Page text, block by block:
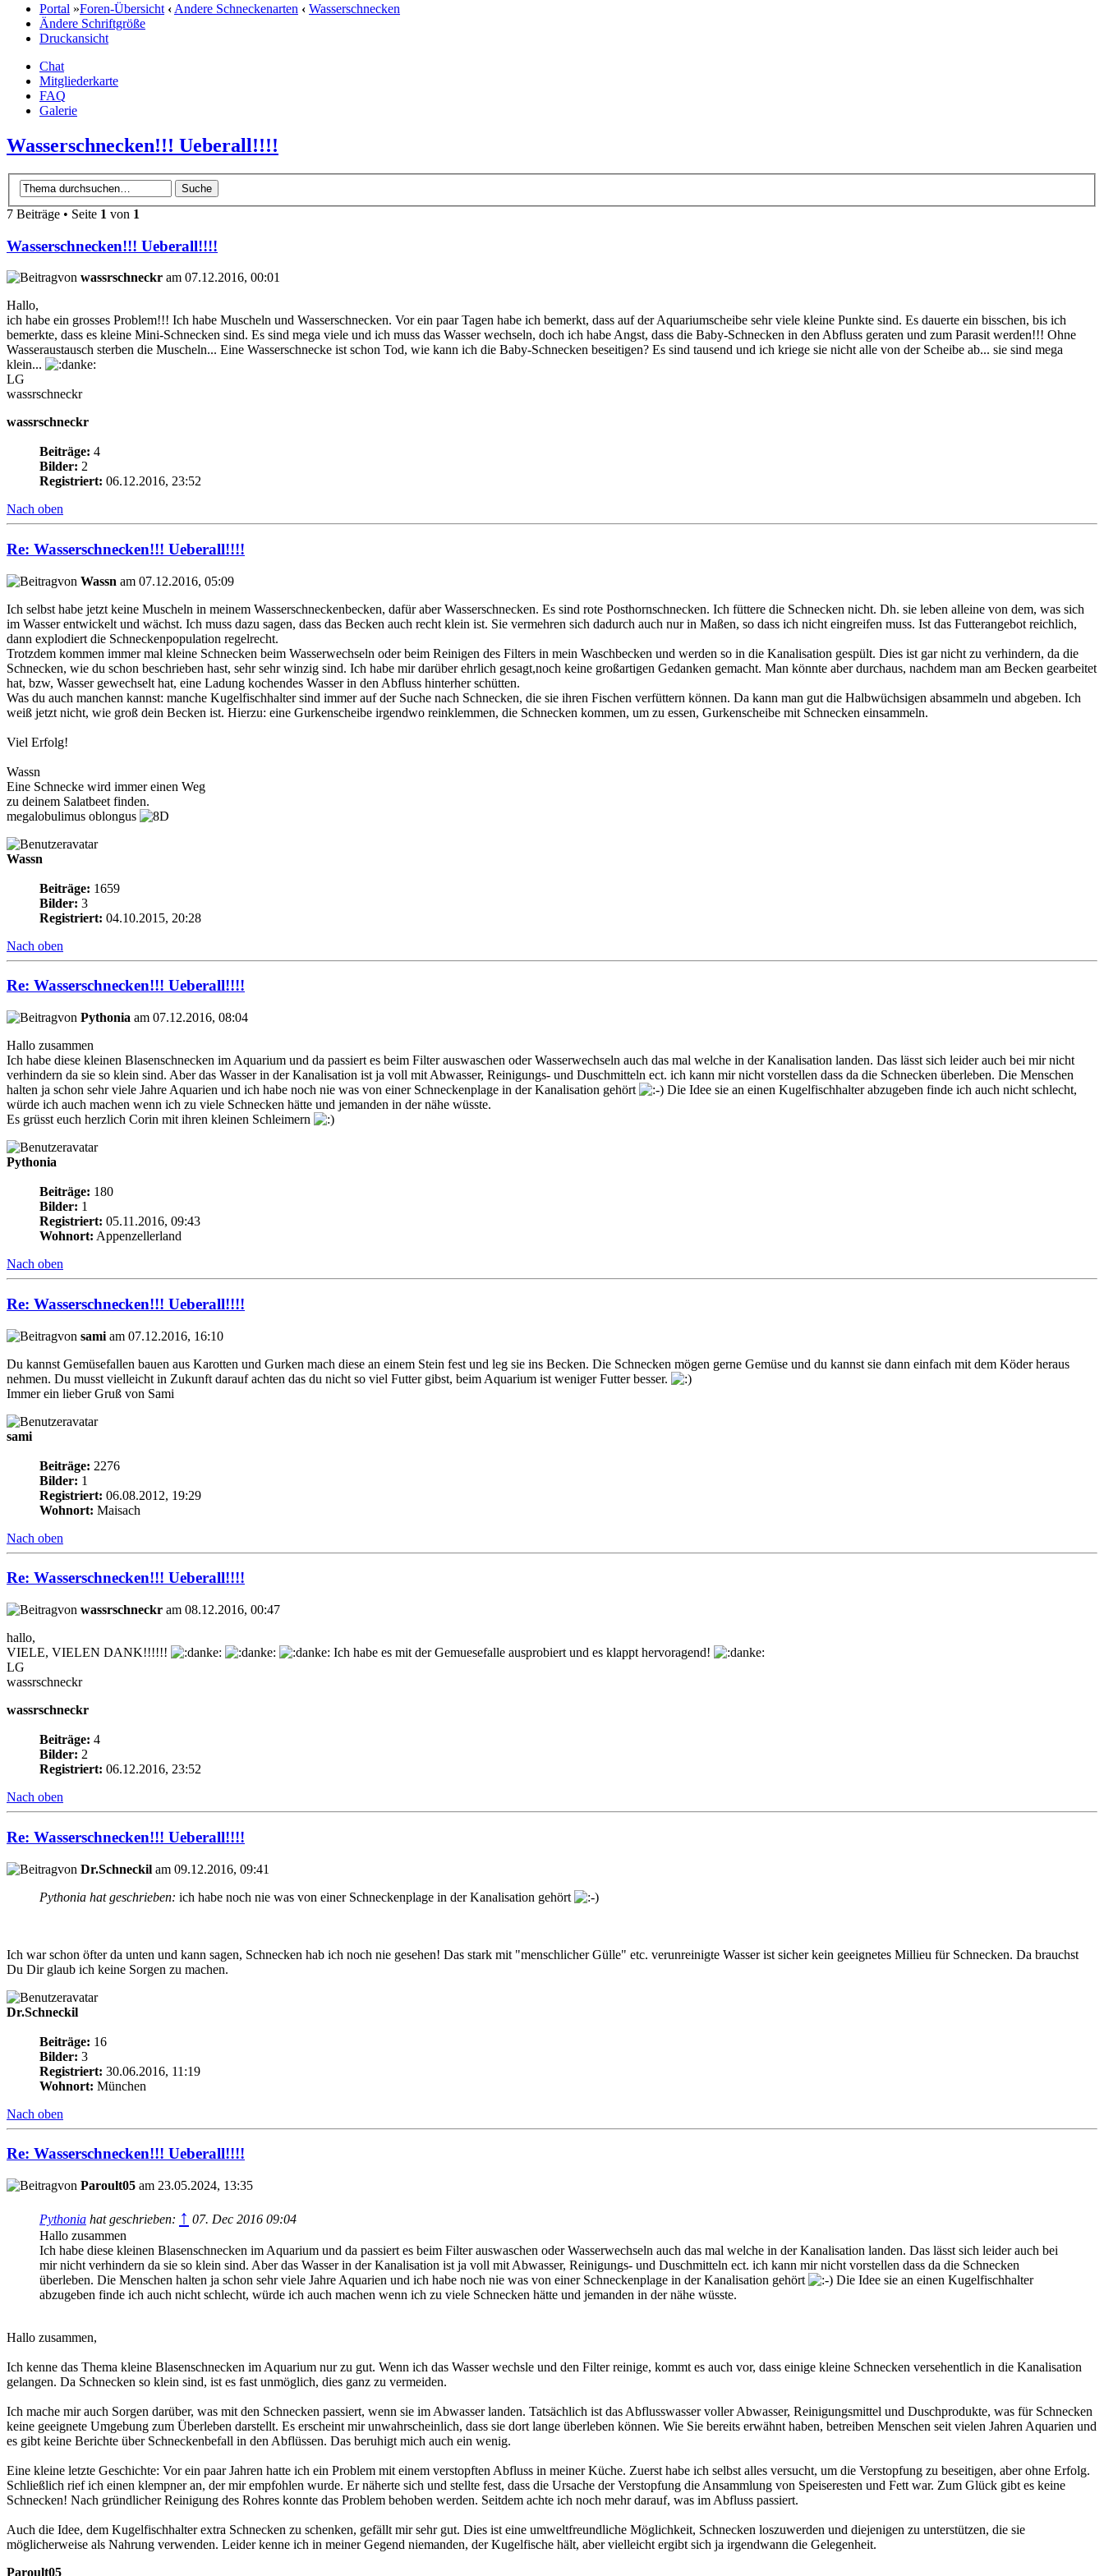
Portal »Foren-Übersicht ‹Andere Schneckenarten ‹ Wasserschnecken
Ändere Schriftgröße
Druckansicht
Chat
Mitgliederkarte
FAQ
Galerie
Wasserschnecken!!! Ueberall!!!!
7 Beiträge • Seite 1 von 1
Wasserschnecken!!! Ueberall!!!!
von wassrschneckr am 07.12.2016, 00:01
Hallo,
ich habe ein grosses Problem!!! Ich habe Muscheln und Wasserschnecken. Vor ein paar Tagen habe ich bemerkt, dass auf der Aquariumscheibe sehr viele kleine Punkte sind. Es dauerte ein bisschen, bis ich
bemerkte, dass es kleine Mini-Schnecken sind. Es sind mega viele und ich muss das Wasser wechseln, doch ich habe Angst, dass die Baby-Schnecken in den Abfluss geraten und zum Parasit werden!!! Ohne
Wasseraustausch sterben die Muscheln... Eine Wasserschnecke ist schon Tod, wie kann ich die Baby-Schnecken beseitigen? Es sind tausend und ich kriege sie nicht alle von der Scheibe ab... sie sind mega
klein...
LG
wassrschneckr
wassrschneckr
Beiträge: 4
Bilder: 2
Registriert: 06.12.2016, 23:52
Nach oben
Re: Wasserschnecken!!! Ueberall!!!!
von Wassn am 07.12.2016, 05:09
Ich selbst habe jetzt keine Muscheln in meinem Wasserschneckenbecken, dafür aber Wasserschnecken. Es sind rote Posthornschnecken. Ich füttere die Schnecken nicht. Dh. sie leben alleine von dem, was sich
im Wasser entwickelt und wächst. Ich muss dazu sagen, dass das Becken auch recht klein ist. Sie vermehren sich dadurch auch nur in Maßen, so dass ich nicht eingreifen muss. Ist das Futterangebot reichlich,
dann explodiert die Schneckenpopulation regelrecht.
Trotzdem kommen immer mal kleine Schnecken beim Wasserwechseln oder beim Reinigen des Filters in mein Waschbecken und werden so in die Kanalisation gespült. Dies ist gar nicht zu verhindern, da die
Schnecken, wie du schon beschrieben hast, sehr sehr winzig sind. Ich habe mir darüber ehrlich gesagt,noch keine großartigen Gedanken gemacht. Man könnte aber durchaus, nachdem man am Becken gearbeitet
hat, bzw, Wasser gewechselt hat, eine Ladung kochendes Wasser in den Abfluss hinterher schütten.
Was du auch manchen kannst: manche Kugelfischhalter sind immer auf der Suche nach Schnecken, die sie ihren Fischen verfüttern können. Da kann man gut die Halbwüchsigen absammeln und abgeben. Ich
weiß jetzt nicht, wie groß dein Becken ist. Hierzu: eine Gurkenscheibe irgendwo reinklemmen, die Schnecken kommen, um zu essen, Gurkenscheibe mit Schnecken einsammeln.
Viel Erfolg!
Wassn
Eine Schnecke wird immer einen Weg
zu deinem Salatbeet finden.
megalobulimus oblongus
Wassn
Beiträge: 1659
Bilder: 3
Registriert: 04.10.2015, 20:28
Nach oben
Re: Wasserschnecken!!! Ueberall!!!!
von Pythonia am 07.12.2016, 08:04
Hallo zusammen
Ich habe diese kleinen Blasenschnecken im Aquarium und da passiert es beim Filter auswaschen oder Wasserwechseln auch das mal welche in der Kanalisation landen. Das lässt sich leider auch bei mir nicht
verhindern da sie so klein sind. Aber das Wasser in der Kanalisation ist ja voll mit Abwasser, Reinigungs- und Duschmitteln ect. ich kann mir nicht vorstellen dass da die Schnecken überleben. Die Menschen
halten ja schon sehr viele Jahre Aquarien und ich habe noch nie was von einer Schneckenplage in der Kanalisation gehört
Die Idee sie an einen Kugelfischhalter abzugeben finde ich auch nicht schlecht,
würde ich auch machen wenn ich zu viele Schnecken hätte und jemanden in der nähe wüsste.
Es grüsst euch herzlich Corin mit ihren kleinen Schleimern
Pythonia
Beiträge: 180
Bilder: 1
Registriert: 05.11.2016, 09:43
Wohnort: Appenzellerland
Nach oben
Re: Wasserschnecken!!! Ueberall!!!!
von sami am 07.12.2016, 16:10
Du kannst Gemüsefallen bauen aus Karotten und Gurken mach diese an einem Stein fest und leg sie ins Becken. Die Schnecken mögen gerne Gemüse und du kannst sie dann einfach mit dem Köder heraus
nehmen. Du musst vielleicht in Zukunft darauf achten das du nicht so viel Futter gibst, beim Aquarium ist weniger Futter besser.
Immer ein lieber Gruß von Sami
sami
Beiträge: 2276
Bilder: 1
Registriert: 06.08.2012, 19:29
Wohnort: Maisach
Nach oben
Re: Wasserschnecken!!! Ueberall!!!!
von wassrschneckr am 08.12.2016, 00:47
hallo,
VIELE, VIELEN DANK!!!!!!
Ich habe es mit der Gemuesefalle ausprobiert und es klappt hervoragend!
LG
wassrschneckr
wassrschneckr
Beiträge: 4
Bilder: 2
Registriert: 06.12.2016, 23:52
Nach oben
Re: Wasserschnecken!!! Ueberall!!!!
von Dr.Schneckil am 09.12.2016, 09:41
Pythonia hat geschrieben: ich habe noch nie was von einer Schneckenplage in der Kanalisation gehört
Ich war schon öfter da unten und kann sagen, Schnecken hab ich noch nie gesehen! Das stark mit "menschlicher Gülle" etc. verunreinigte Wasser ist sicher kein geeignetes Millieu für Schnecken. Da brauchst
Du Dir glaub ich keine Sorgen zu machen.
Dr.Schneckil
Beiträge: 16
Bilder: 3
Registriert: 30.06.2016, 11:19
Wohnort: München
Nach oben
Re: Wasserschnecken!!! Ueberall!!!!
von Paroult05 am 23.05.2024, 13:35
Pythonia hat geschrieben: ↑ 07. Dec 2016 09:04
Hallo zusammen
Ich habe diese kleinen Blasenschnecken im Aquarium und da passiert es beim Filter auswaschen oder Wasserwechseln auch das mal welche in der Kanalisation landen. Das lässt sich leider auch bei
mir nicht verhindern da sie so klein sind. Aber das Wasser in der Kanalisation ist ja voll mit Abwasser, Reinigungs- und Duschmitteln ect. ich kann mir nicht vorstellen dass da die Schnecken
überleben. Die Menschen halten ja schon sehr viele Jahre Aquarien und ich habe noch nie was von einer Schneckenplage in der Kanalisation gehört
Die Idee sie an einen Kugelfischhalter
abzugeben finde ich auch nicht schlecht, würde ich auch machen wenn ich zu viele Schnecken hätte und jemanden in der nähe wüsste.
Hallo zusammen,
Ich kenne das Thema kleine Blasenschnecken im Aquarium nur zu gut. Wenn ich das Wasser wechsle und den Filter reinige, kommt es auch vor, dass einige kleine Schnecken versehentlich in die Kanalisation
gelangen. Da Schnecken so klein sind, ist es fast unmöglich, dies ganz zu vermeiden.
Ich mache mir auch Sorgen darüber, was mit den Schnecken passiert, wenn sie im Abwasser landen. Tatsächlich ist das Abflusswasser voller Abwasser, Reinigungsmittel und Duschprodukte, was für Schnecken
keine geeignete Umgebung zum Überleben darstellt. Es erscheint mir unwahrscheinlich, dass sie dort lange überleben können. Wie Sie bereits erwähnt haben, betreiben Menschen seit vielen Jahren Aquarien und
es gibt keine Berichte über Schneckenbefall in den Abflüssen. Das beruhigt mich auch ein wenig.
Eine kleine letzte Geschichte: Vor ein paar Jahren hatte ich ein Problem mit einem verstopften Abfluss in meiner Küche. Zuerst habe ich selbst alles versucht, um die Verstopfung zu beseitigen, aber ohne Erfolg.
Schließlich rief ich einen klempner an, der mir empfohlen wurde. Er näherte sich und stellte fest, dass die Ursache der Verstopfung die Ansammlung von Speiseresten und Fett war. Zum Glück gibt es keine
Schnecken! Nach gründlicher Reinigung des Rohres konnte das Problem behoben werden. Seitdem achte ich noch mehr darauf, was im Abfluss passiert.
Auch die Idee, dem Kugelfischhalter extra Schnecken zu schenken, gefällt mir sehr gut. Dies ist eine umweltfreundliche Möglichkeit, Schnecken loszuwerden und diejenigen zu unterstützen, die sie
möglicherweise als Nahrung verwenden. Leider kenne ich in meiner Gegend niemanden, der Kugelfische hält, aber vielleicht ergibt sich ja irgendwann die Gelegenheit.
Paroult05